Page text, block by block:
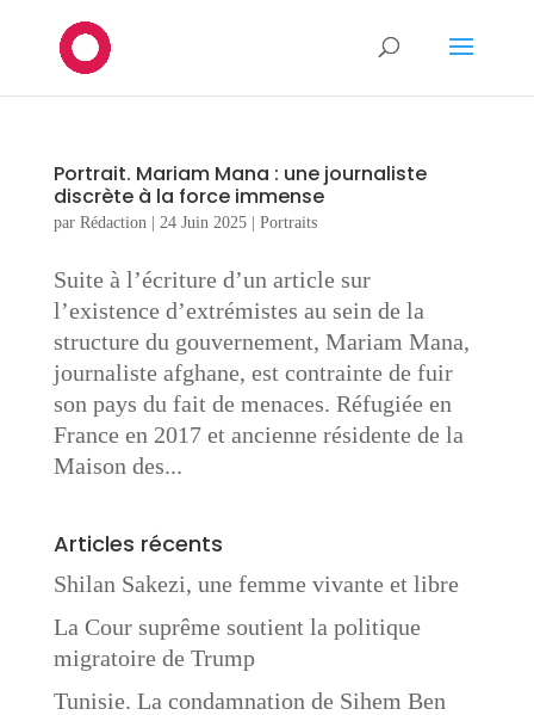
Portrait. Mariam Mana : une journaliste
discrète à la force immense
par Rédaction| 24 Juin 2025| Portraits
Suite à l’écriture d’un article sur
l’existence d’extrémistes au sein de la
structure du gouvernement, Mariam Mana,
journaliste afghane, est contrainte de fuir
son pays du fait de menaces. Réfugiée en
France en 2017 et ancienne résidente de la
Maison des...
Articles récents
Shilan Sakezi, une femme vivante et libre
La Cour suprême soutient la politique
migratoire de Trump
Tunisie. La condamnation de Sihem Ben